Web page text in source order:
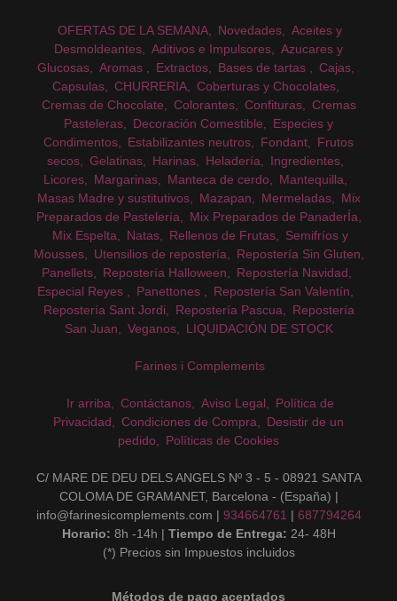
OFERTAS DE LA SEMANA Novedades
Aceites y
Desmoldeantes
Aditivos e Impulsores
Azucares y
Glucosas
Aromas Extractos Bases de tartas
Cajas
Capsulas
CHURRERIA
Coberturas y Chocolates
Cremas de Chocolate
Colorantes Confituras
Cremas
Pasteleras
Decoración Comestible
Especies y
Condimentos
Estabilizantes neutros Fondant
Frutos
secos
Gelatinas Harinas Heladería
Ingredientes
Licores
Margarinas Manteca de cerdo
Mantequilla
Masas Madre y sustitutivos
Mazapan Mermeladas
Mix
Preparados de Pastelería
Mix Preparados de PanaderÍa
Mix Espelta
Natas Rellenos de Frutas
Semifríos y
Mousses
Utensilios de repostería
Repostería Sin Gluten
Panellets
Repostería Halloween
Repostería Navidad
Especial Reyes
Panettones
Repostería San Valentín
Repostería Sant Jordi
Repostería Pascua
Repostería
San Juan
Veganos LIQUIDACIÓN DE STOCK
Farines i Complements
Ir arriba Contáctanos Aviso Legal
Política de
Privacidad
Condiciones de Compra
Desistir de un
pedido
Políticas de Cookies
C/ MARE DE DEU DELS ANGELS Nº 3 - 5 - 08921 SANTA
COLOMA DE GRAMANET, Barcelona - (España) |
info@farinesicomplements.com | 934664761 | 687794264
Horario: 8h -14h | Tiempo de Entrega: 24- 48H
(*) Precios sin Impuestos incluidos
Métodos de pago aceptados